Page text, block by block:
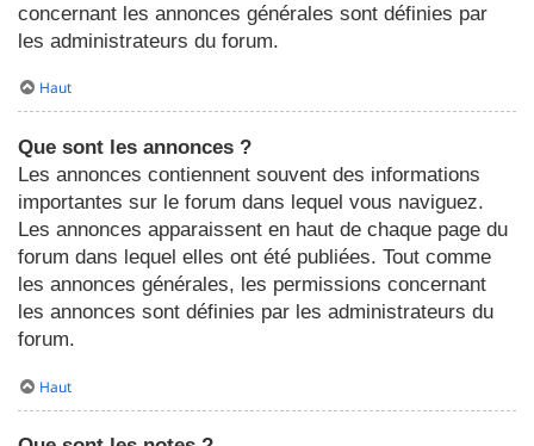
concernant les annonces générales sont définies par
les administrateurs du forum.
Haut
Que sont les annonces ?
Les annonces contiennent souvent des informations
importantes sur le forum dans lequel vous naviguez.
Les annonces apparaissent en haut de chaque page du
forum dans lequel elles ont été publiées. Tout comme
les annonces générales, les permissions concernant
les annonces sont définies par les administrateurs du
forum.
Haut